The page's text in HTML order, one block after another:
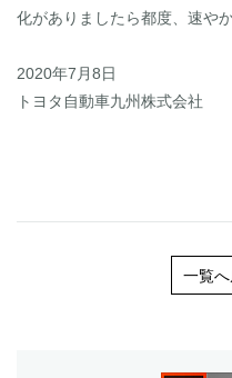
化がありましたら都度、速や
2020年7月8日
トヨタ自動車九州株式会社
一覧